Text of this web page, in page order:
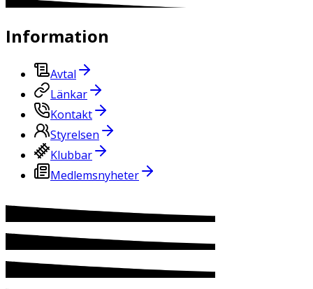
Information
Avtal
Länkar
Kontakt
Styrelsen
Klubbar
Medlemsnyheter